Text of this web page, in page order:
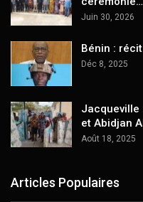
Juin 30, 2026
Bénin : récit
Déc 8, 2025
Jacqueville
et Abidjan
Août 18, 2025
Articles Populaires